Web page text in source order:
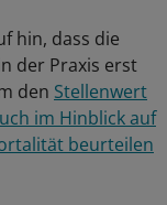
hin, dass die
der Praxis erst
den Stellenwert
im Hinblick auf
beurteilen